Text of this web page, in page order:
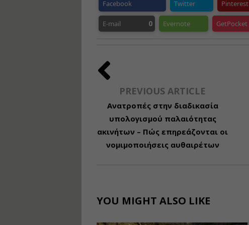
Facebook Twitter Pinterest
E-mail 0 Evernote GetPocket
PREVIOUS ARTICLE
Ανατροπές στην διαδικασία
υπολογισμού παλαιότητας
ακινήτων – Πώς επηρεάζονται οι
νομιμοποιήσεις αυθαιρέτων
YOU MIGHT ALSO LIKE